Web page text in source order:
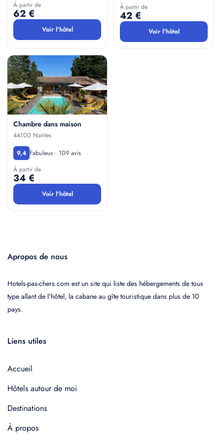
À partir de
62 €
Voir l'hôtel
À partir de
42 €
Voir l'hôtel
Chambre dans maison
44100 Nantes
9,4 Fabuleux · 109 avis
À partir de
34 €
Voir l'hôtel
Apropos de nous
Hotels-pas-chers.com est un site qui liste des hébergements de tous
type allant de l'hôtel, la cabane au gîte touristique dans plus de 10
pays.
Liens utiles
Accueil
Hôtels autour de moi
Destinations
À propos